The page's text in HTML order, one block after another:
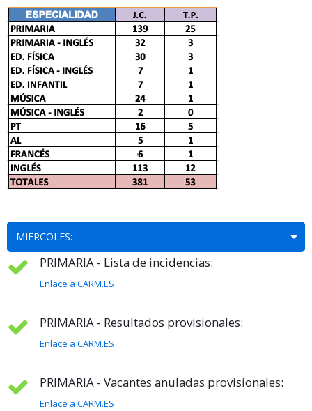
MIERCOLES:
PRIMARIA - Lista de incidencias:
Enlace a CARM.ES
PRIMARIA - Resultados provisionales:
Enlace a CARM.ES
PRIMARIA - Vacantes anuladas provisionales:
Enlace a CARM.ES